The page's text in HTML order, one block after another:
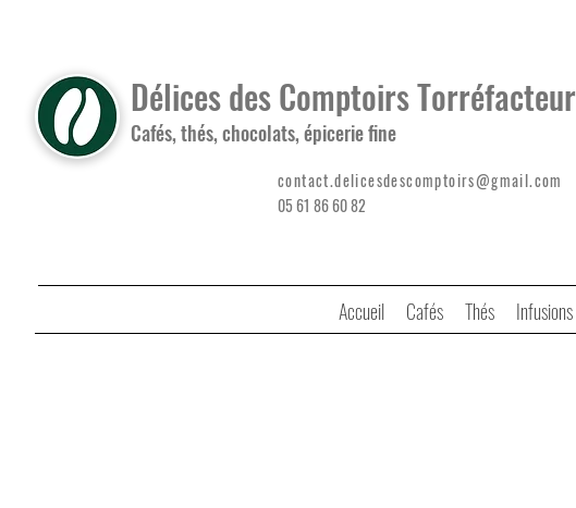
Délices des Comptoirs Torréfacteur
Cafés, thés, chocolats, épicerie fine
contact.delicesdescomptoirs@gmail.com
05 61 86 60 82
Accueil Cafés Thés Infusions